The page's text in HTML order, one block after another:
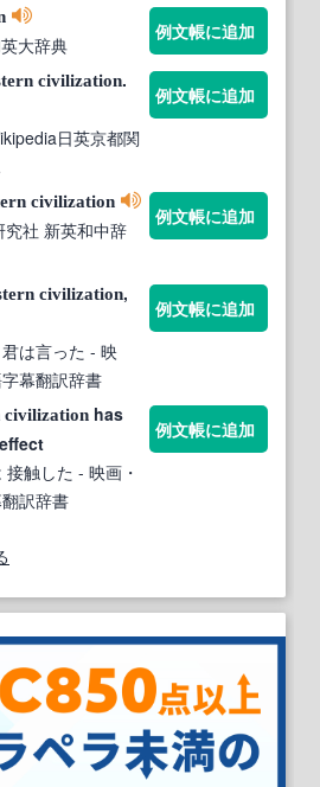
大辞典
例文帳に追加
civilization.
日英京都関
例文帳に追加
civilization
究社 新英和中辞
例文帳に追加
civilization,
は言った - 映
幕翻訳辞書
例文帳に追加
civilization has
接触した - 映画・
訳辞書
例文帳に追加